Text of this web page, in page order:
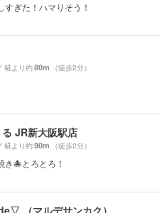
ぎた！ハマりそう！
糀より約80m （徒歩2分）
JR新大阪駅店
糀より約90m （徒歩2分）
き🐙とろとろ！